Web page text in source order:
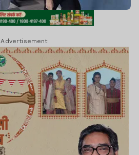
Advertisement